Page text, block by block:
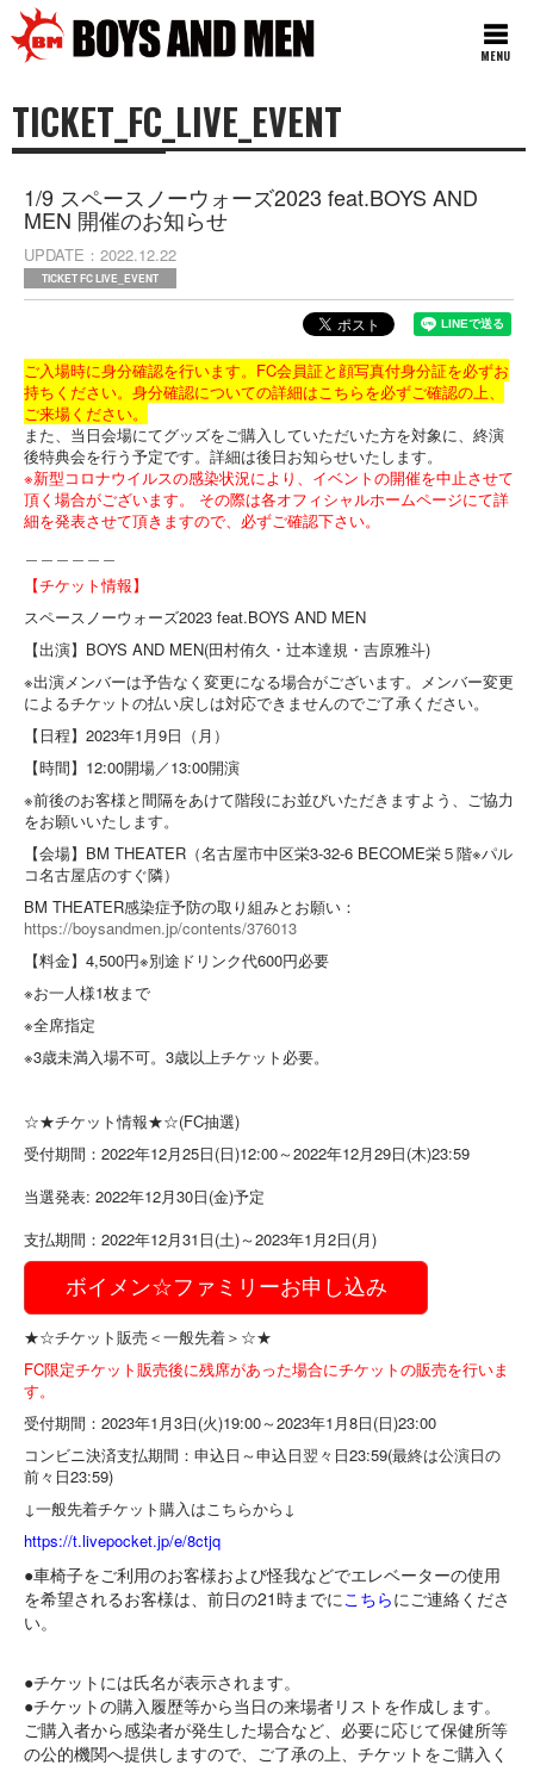
MENU
TICKET_FC_LIVE_EVENT
1/9 スペースノーウォーズ2023 feat.BOYS AND
MEN 開催のお知らせ
UPDATE 2022.12.22
TICKET FC LIVE_EVENT
ご入場時に身分確認を行います。FC会員証と顔写真付身分証を必ずお
持ちください。身分確認についての詳細は こちらを必ずご確認の上、
ご来場ください。
また、当日会場にてグッズをご購入していただいた方を対象に、終演
後特典会を行う予定です。詳細は後日お知らせいたします。
※新型コロナウイルスの感染状況により、イベントの開催を中止させて
頂く場合がございます。 その際は各オフィシャルホームページにて詳
細を発表させて頂きますので、必ずご確認下さい。
【チケット情報】
スペースノーウォーズ2023 feat.BOYS AND MEN
【出演】BOYS AND MEN(田村侑久・辻本達規・吉原雅斗)
※出演メンバーは予告なく変更になる場合がございます。メンバー変更
によるチケットの払い戻しは対応できませんのでご了承ください。
【日程】2023年1月9日（月）
【時間】12:00開場／13:00開演
※前後のお客様と間隔をあけて階段にお並びいただきますよう、ご協力
をお願いいたします。
【会場】BM THEATER（名古屋市中区栄3-32-6 BECOME栄５階※パル
コ名古屋店のすぐ隣）
BM THEATER感染症予防の取り組みとお願い：
https://boysandmen.jp/contents/376013
【料金】4,500円※別途ドリンク代600円必要
※お一人様1枚まで
※全席指定
※3歳未満入場不可。3歳以上チケット必要。
☆★チケット情報★☆(FC抽選)
受付期間：2022年12月25日(日)12:00～2022年12月29日(木)23:59
当選発表: 2022年12月30日(金)予定
支払期間：2022年12月31日(土)～2023年1月2日(月)
ボイメン☆ファミリーお申し込み
★☆チケット販売＜一般先着＞☆★
FC限定チケット販売後に残席があった場合にチケットの販売を行いま
す。
受付期間：2023年1月3日(火)19:00～2023年1月8日(日)23:00
コンビニ決済支払期間：申込日～申込日翌々日23:59(最終は公演日の
前々日23:59)
↓一般先着チケット購入はこちらから↓
https://t.livepocket.jp/e/8ctjq
●車椅子をご利用のお客様および怪我などでエレベーターの使用
を希望されるお客様は、前日の21時までに こちらにご連絡くださ
い。
●チケットには氏名が表示されます。
●チケットの購入履歴等から当日の来場者リストを作成します。
ご購入者から感染者が発生した場合など、必要に応じて保健所等
の公的機関へ提供しますので、ご了承の上、チケットをご購入く